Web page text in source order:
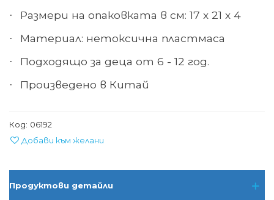
· Размери на опаковката в см: 17 х 21 х 4
· Материал: нетоксична пластмаса
· Подходящо за деца от 6 - 12 год.
· Произведено в Китай
Код: 06192
Добави към желани
Продуктови детайли